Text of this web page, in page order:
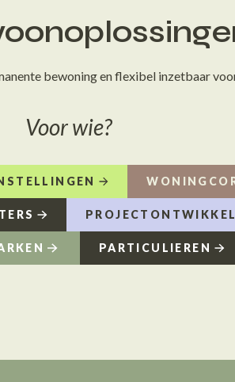
bewoning en flexibel inzetbaar
Voor wie?
PARTICULIEREN